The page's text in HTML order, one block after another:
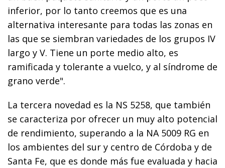
inferior, por lo tanto creemos que es una
alternativa interesante para todas las zonas en
las que se siembran variedades de los grupos IV
largo y V. Tiene un porte medio alto, es
ramificada y tolerante a vuelco, y al síndrome de
grano verde".
La tercera novedad es la NS 5258, que también
se caracteriza por ofrecer un muy alto potencial
de rendimiento, superando a la NA 5009 RG en
los ambientes del sur y centro de Córdoba y de
Santa Fe, que es donde más fue evaluada y hacia